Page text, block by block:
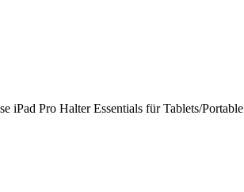
iPad Pro Halter Essentials für Tablets/Portable